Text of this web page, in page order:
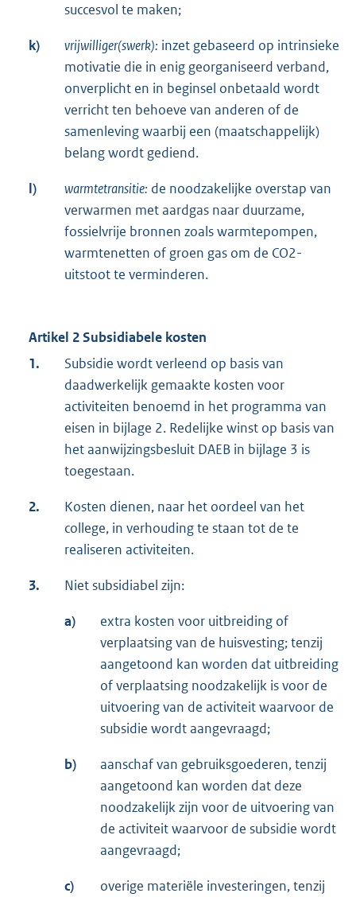
succesvol te maken;
k) vrijwilliger(swerk): inzet gebaseerd op intrinsieke
motivatie die in enig georganiseerd verband,
onverplicht en in beginsel onbetaald wordt
verricht ten behoeve van anderen of de
samenleving waarbij een (maatschappelijk)
belang wordt gediend.
l) warmtetransitie: de noodzakelijke overstap van
verwarmen met aardgas naar duurzame,
fossielvrije bronnen zoals warmtepompen,
warmtenetten of groen gas om de CO2-
uitstoot te verminderen.
Artikel 2 Subsidiabele kosten
1.
Subsidie wordt verleend op basis van
daadwerkelijk gemaakte kosten voor
activiteiten benoemd in het programma van
eisen in bijlage 2. Redelijke winst op basis van
het aanwijzingsbesluit DAEB in bijlage 3 is
toegestaan.
2.
Kosten dienen, naar het oordeel van het
college, in verhouding te staan tot de te
realiseren activiteiten.
3. Niet subsidiabel zijn:
a)
extra kosten voor uitbreiding of
verplaatsing van de huisvesting; tenzij
aangetoond kan worden dat uitbreiding
of verplaatsing noodzakelijk is voor de
uitvoering van de activiteit waarvoor de
subsidie wordt aangevraagd;
b)
aanschaf van gebruiksgoederen, tenzij
aangetoond kan worden dat deze
noodzakelijk zijn voor de uitvoering van
de activiteit waarvoor de subsidie wordt
aangevraagd;
c) overige materiële investeringen, tenzij